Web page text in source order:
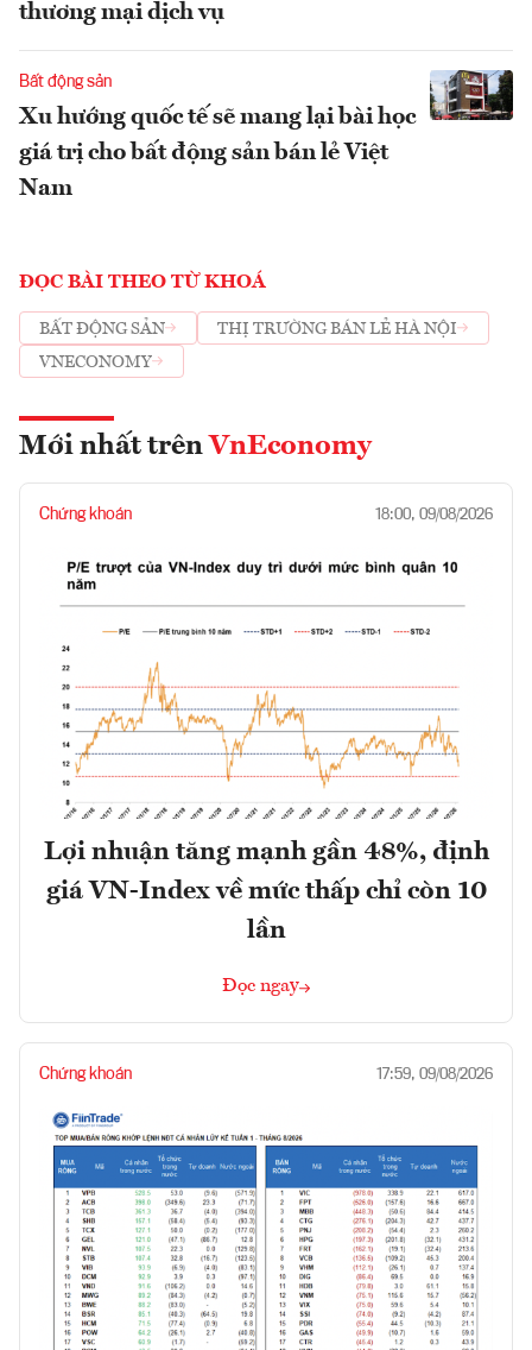
thương mại dịch vụ
Bất động sản
Xu hướng quốc tế sẽ mang lại bài học
giá trị cho bất động sản bán lẻ Việt
Nam
ĐỌC BÀI THEO TỪ KHOÁ
BẤT ĐỘNG SẢN
THỊ TRƯỜNG BÁN LẺ HÀ NỘI
VNECONOMY
Mới nhất trên VnEconomy
Chứng khoán 18:00, 09/08/2026
Lợi nhuận tăng mạnh gần 48%, định
giá VN-Index về mức thấp chỉ còn 10
lần
Đọc ngay
Chứng khoán 17:59, 09/08/2026